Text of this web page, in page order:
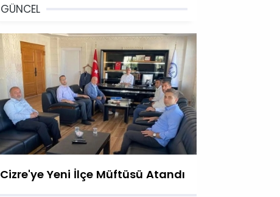
GÜNCEL
Cizre'ye Yeni İlçe Müftüsü Atandı